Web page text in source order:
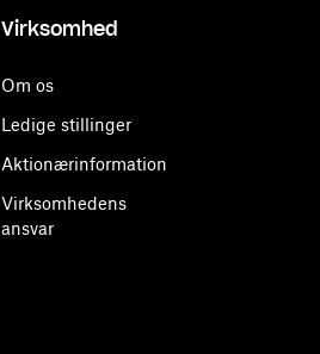
Virksomhed
Om os
Ledige stillinger
Aktionærinformation
Virksomhedens
ansvar